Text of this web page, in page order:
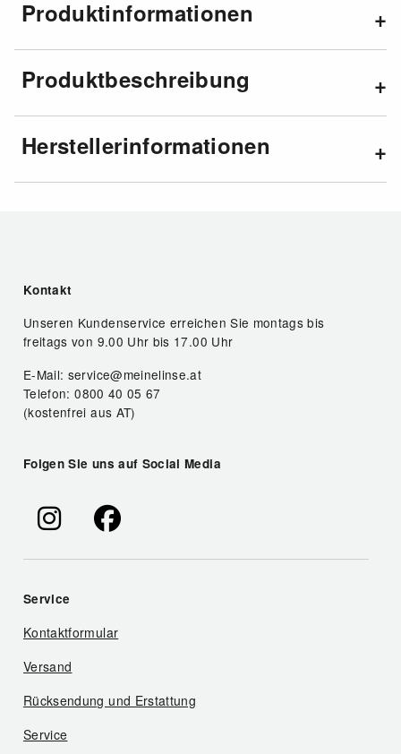
Produktinformationen
Produktbeschreibung
Herstellerinformationen
Kontakt
Unseren Kundenservice erreichen Sie montags bis
freitags von 9.00 Uhr bis 17.00 Uhr
E-Mail: service@meinelinse.at
Telefon: 0800 40 05 67
(kostenfrei aus AT)
Folgen Sie uns auf Social Media
Service
Kontaktformular
Versand
Rücksendung und Erstattung
Service